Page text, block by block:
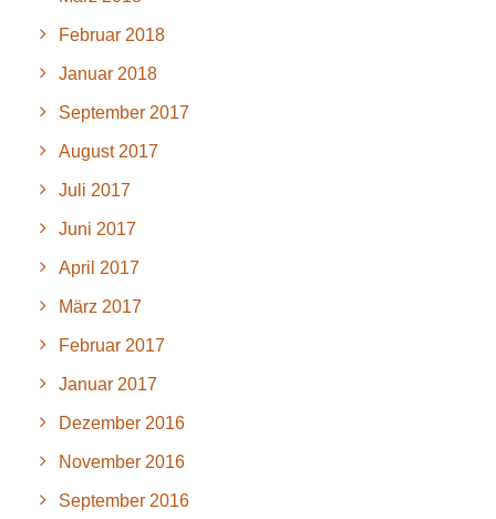
Februar 2018
Januar 2018
September 2017
August 2017
Juli 2017
Juni 2017
April 2017
März 2017
Februar 2017
Januar 2017
Dezember 2016
November 2016
September 2016